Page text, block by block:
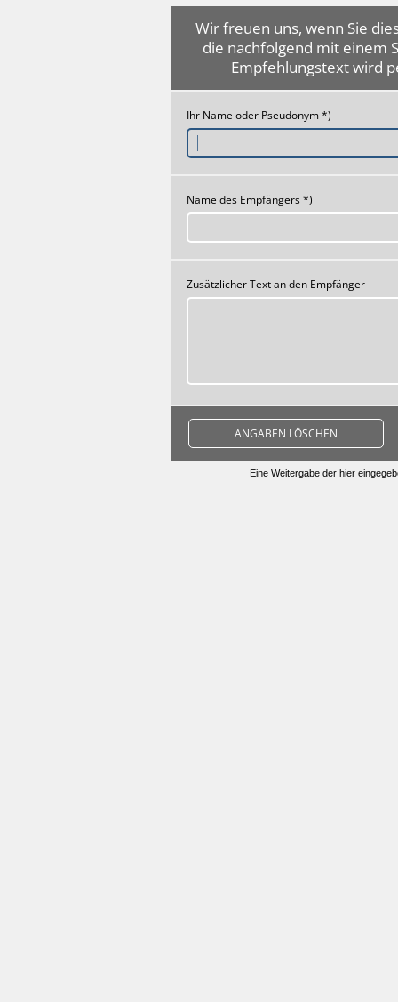
Wir freuen uns, wenn Sie
die nachfolgend mit einem
Empfehlungstext wird
Ihr Name oder Pseudonym *)
Name des Empfängers *)
Zusätzlicher Text an den Empfänger
ANGABEN LÖSCHEN
Eine Weitergabe der hier